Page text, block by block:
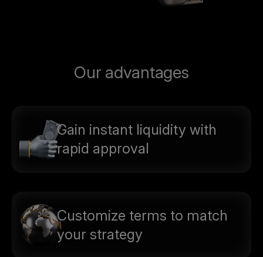
Our advantages
Gain instant liquidity with
rapid approval
Customize terms to match
your strategy